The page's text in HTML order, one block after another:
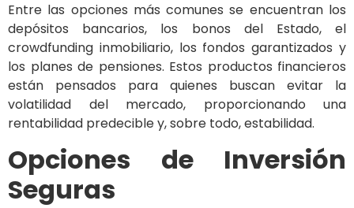
Entre las opciones más comunes se encuentran los
depósitos bancarios, los bonos del Estado, el
crowdfunding inmobiliario, los fondos garantizados y
los planes de pensiones. Estos productos financieros
están pensados para quienes buscan evitar la
volatilidad del mercado, proporcionando una
rentabilidad predecible y, sobre todo, estabilidad.
Opciones de Inversión
Seguras